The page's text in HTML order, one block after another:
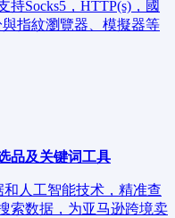
Socks5，HTTP(s)，國
指紋瀏覽器、模擬器等
品及关键词工具
和人工智能技术，精准查
索数据，为亚马逊跨境卖